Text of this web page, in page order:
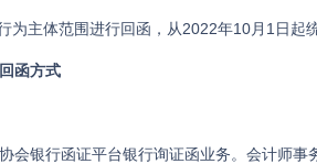
为主体范围进行回函，从2022年10月1日起
函方式
会银行函证平台银行询证函业务。会计师